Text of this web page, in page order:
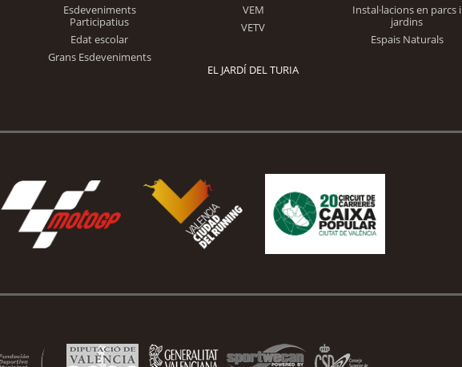
Trinidad Alfonso
Esdeveniments
Participatius
Edat escolar
Grans Esdeveniments
VEM
VETV
Instal·lacions en parcs i
jardins
Espais Naturals
EL JARDÍ DEL TURIA